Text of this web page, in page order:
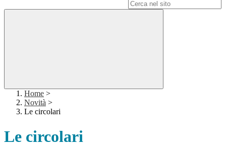
Home >
Novità >
Le circolari
Le circolari